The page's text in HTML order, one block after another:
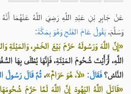
عَنْ جَابِرِ بْنِ عَبْدِ اللَّهِ رَضِيَ اللَّهُ عَنْهُمَا
وَسَلَّمَ، يَقُولُ عَامَ الفَتْحِ وَهُوَ بِمَكَّةَ:
«إِنَّ اللَّهَ وَرَسُولَهُ حَرَّمَ بَيْعَ الخَمْرِ، وَالمَيْتَةِ
اللَّهِ، أَرَأَيْتَ شُحُومَ المَيْتَةِ، فَإِنَّهَا يُطْلَى بِهَا
النَّاسُ؟ فَقَالَ: «لاَ، هُوَ حَرَامٌ»، ثُمَّ قَالَ رَسُولُ
«قَاتَلَ اللَّهُ اليَهُودَ إِنَّ اللَّهَ لَمَّا حَرَّمَ